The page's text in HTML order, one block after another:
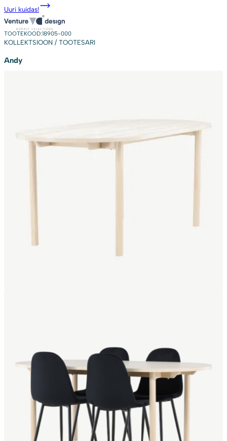
Uuri kuidas!
TOOTEKOOD:18905-000
KOLLEKTSIOON / TOOTESARI
Andy